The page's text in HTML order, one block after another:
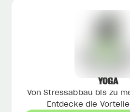
YOGA
Von Stressabbau bis zu
Entdecke die